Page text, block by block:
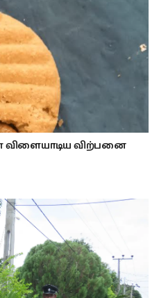
விளையாடிய விற்பனை